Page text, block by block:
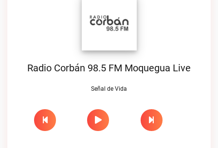
Radio Corbán 98.5 FM Moquegua Live
Señal de Vida